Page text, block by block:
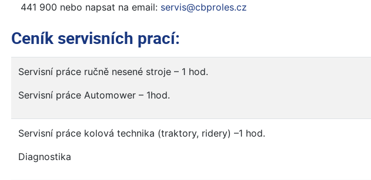
441 900 nebo napsat na email: servis@cbproles.cz
Ceník servisních prací:
Servisní práce ručně nesené stroje – 1 hod.
Servisní práce Automower – 1hod.
Servisní práce kolová technika (traktory, ridery) –1 hod.
Diagnostika